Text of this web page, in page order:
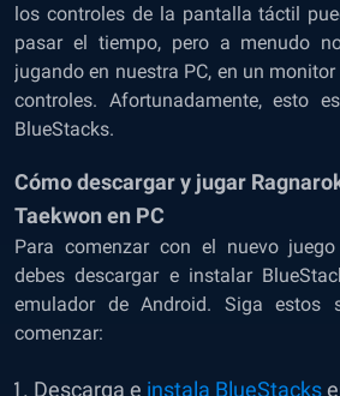
los controles de la pantalla táctil
pasar el tiempo, pero a menudo
jugando en nuestra PC, en un
controles. Afortunadamente, esto
BlueStacks.
Cómo descargar y jugar
Taekwon en PC
Para comenzar con el nuevo
debes descargar e instalar
emulador de Android. Siga estos
comenzar:
Descarga e instala BlueStacks